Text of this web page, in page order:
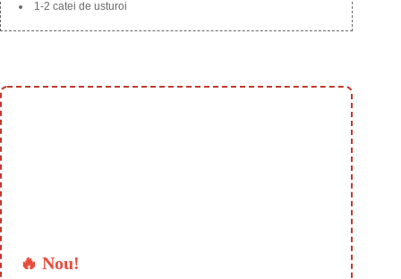
1-2 catei de usturoi
🔥 Nou!